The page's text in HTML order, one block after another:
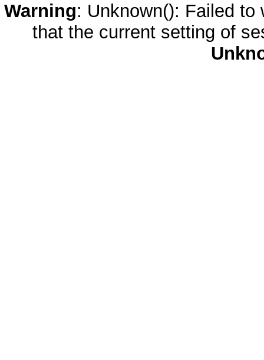
Warning: Unknown(): Failed
that the current setting of